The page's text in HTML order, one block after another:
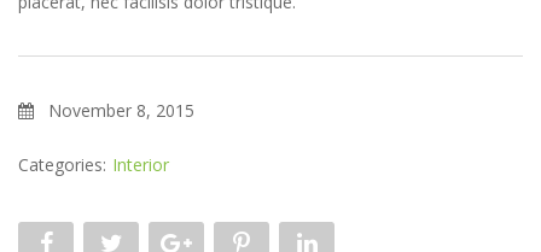
November 8, 2015
Categories: Interior